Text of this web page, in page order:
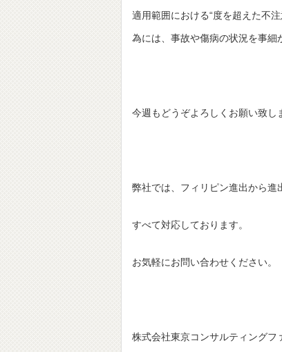
適用範囲における“度を超えた不
為には、事故や傷病の状況を事細
今週もどうぞよろしくお願い致し
弊社では、フィリピン進出から
すべて対応しております。
お気軽にお問い合わせください。
株式会社東京コンサルティングフ